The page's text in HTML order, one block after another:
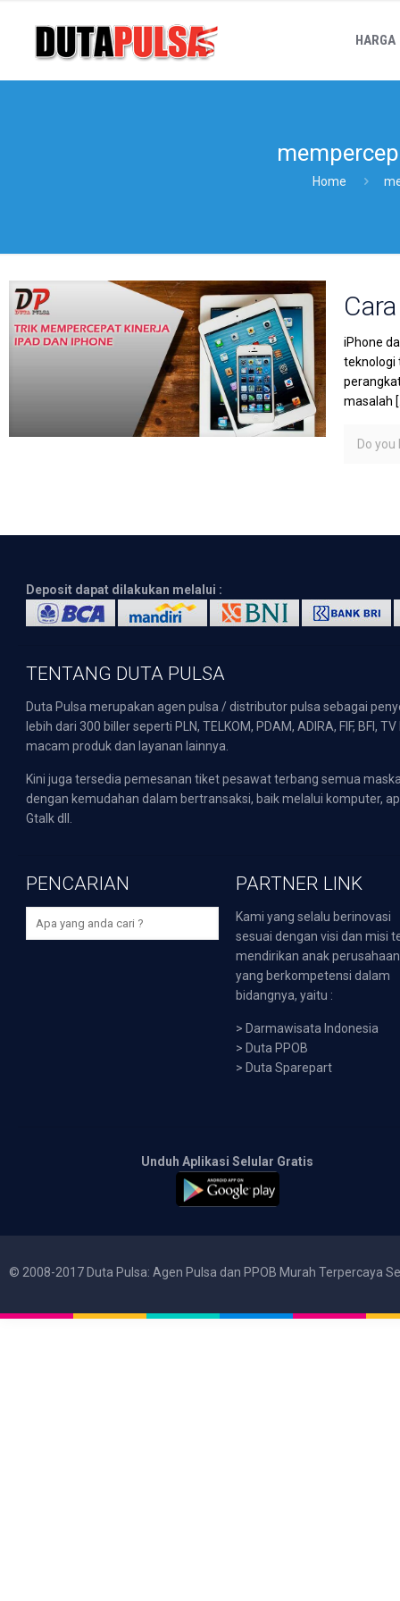
HARGA
Home
iPhone
teknologi
masalah
Do you
Deposit dapat dilakukan melalui :
TENTANG DUTA PULSA
Duta Pulsa merupakan agen pulsa / distributor pulsa sebagai
lebih dari 300 biller seperti PLN, TELKOM, PDAM, ADIRA, FIF,
macam produk dan layanan lainnya.
Kini juga tersedia pemesanan tiket pesawat terbang semua
dengan kemudahan dalam bertransaksi, baik melalui komputer,
Gtalk dll.
PENCARIAN PARTNER LINK
Kami yang selalu berinovasi
sesuai dengan visi dan misi
mendirikan anak perusahaan
yang berkompetensi dalam
bidangnya, yaitu :
> Darmawisata Indonesia
> Duta PPOB
> Duta Sparepart
Unduh Aplikasi Selular Gratis
© 2008-2017 Duta Pulsa: Agen Pulsa dan PPOB Murah Terpercaya